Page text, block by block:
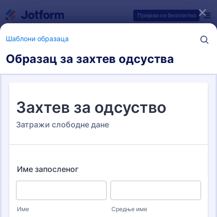
Пријави се бесплатно
Шаблони образаца
Образац за захтев одсуства
Шаблони образаца
Обрасци за праћење
Категорије шаблона образаца